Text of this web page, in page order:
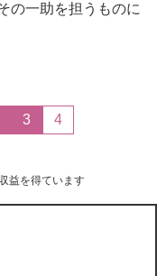
の一助を担うものに
3 4
益を得ています